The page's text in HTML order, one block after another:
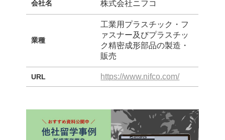
会社名 株式会社ニフコ
業種
工業用プラスチック・フ
ァスナー及びプラスチッ
ク精密成形部品の製造・
販売
URL https://www.nifco.com/